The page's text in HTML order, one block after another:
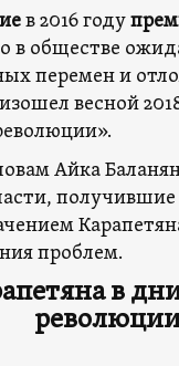
в 2016 году
в обществе
перемен и
весной
Айка
проблем.
в